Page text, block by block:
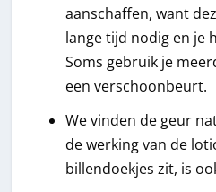
aanschaffen, want
lange tijd nodig en je
Soms gebruik je
een verschoonbeurt.
We vinden de geur
de werking van de
billendoekjes zit, is